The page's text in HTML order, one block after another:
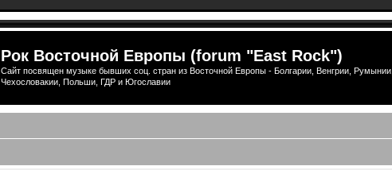
Рок Восточной Европы (forum "East Rock")
Сайт посвящен музыке бывших соц. стран из Восточной Европы - Болгарии, Венгрии, Румынии,
Чехословакии, Польши, ГДР и Югославии